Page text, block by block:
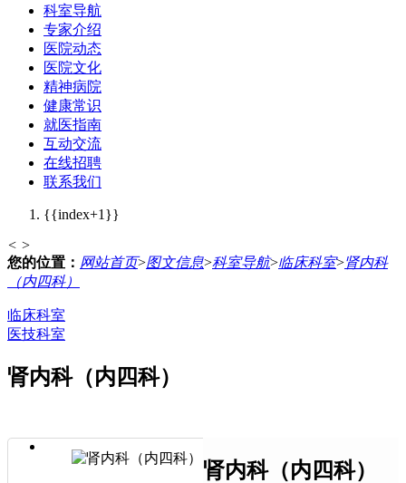
科室导航
专家介绍
医院动态
医院文化
精神病院
健康常识
就医指南
互动交流
在线招聘
联系我们
{{index+1}}
< >
您的位置： 网站首页>图文信息>科室导航>临床科室>肾内科
（内四科）
临床科室
医技科室
肾内科（内四科）
肾内科（内四科）